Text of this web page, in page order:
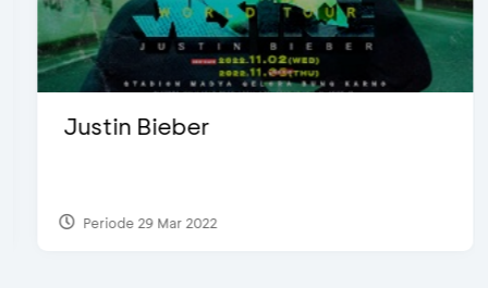
Justin Bieber
Periode 29 Mar 2022